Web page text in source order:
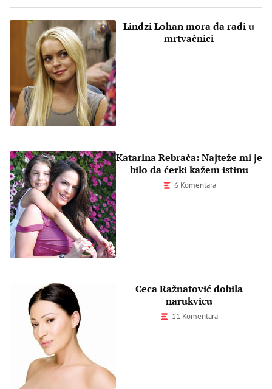
Lindzi Lohan mora da radi u
mrtvačnici
Katarina Rebrača: Najteže mi je
bilo da ćerki kažem istinu
6 Komentara
Ceca Ražnatović dobila
narukvicu
11 Komentara